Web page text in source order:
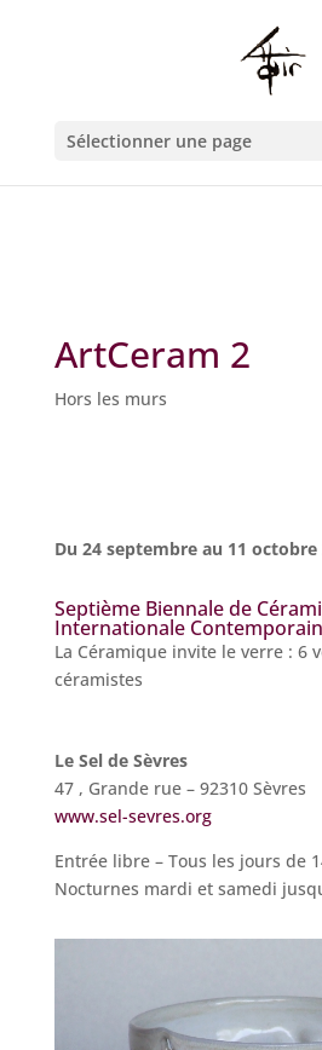
: Constant
on line93
Sélectionner une page
ArtCeram 2
Hors les murs
Du 24 septembre au 11 octobre
Septième Biennale de
Internationale
La Céramique invite le verre : 6
céramistes
Le Sel de Sèvres
47 , Grande rue – 92310 Sèvres
www.sel-sevres.org
Entrée libre – Tous les jours de
Nocturnes mardi et samedi